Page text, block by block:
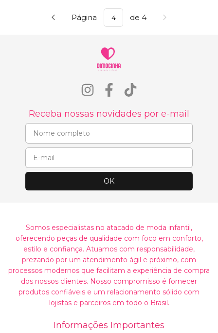
Página de 4
Receba nossas novidades por e-mail
Somos especialistas no atacado de moda infantil,
oferecendo peças de qualidade com foco em conforto,
estilo e confiança. Atuamos com responsabilidade,
prezando por um atendimento ágil e próximo, com
processos modernos que facilitam a experiência de compra
dos nossos clientes. Nosso compromisso é fornecer
produtos confiáveis e um relacionamento sólido com
lojistas e parceiros em todo o Brasil.
Informações Importantes